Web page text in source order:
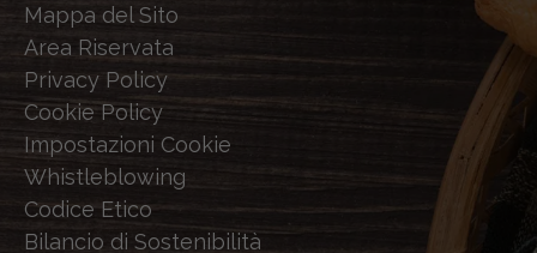
Mappa del Sito
Area Riservata
Privacy Policy
Cookie Policy
Impostazioni Cookie
Whistleblowing
Codice Etico
Bilancio di Sostenibilità